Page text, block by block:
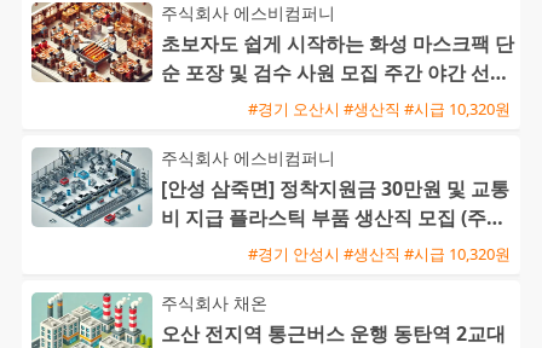
주식회사 에스비컴퍼니
초보자도 쉽게 시작하는 화성 마스크팩 단
순 포장 및 검수 사원 모집 주간 야간 선택
#경기 오산시 #생산직 #시급 10,320원
주식회사 에스비컴퍼니
[안성 삼죽면] 정착지원금 30만원 및 교통
비 지급 플라스틱 부품 생산직 모집 (주간
고정/2교대)#경기 안성시 #생산직 #시급 10,320원
주식회사 채온
오산 전지역 통근버스 운행 동탄역 2교대